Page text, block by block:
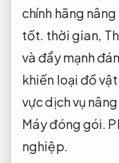
chính hãng
tốt. thời gian,
và đẩy mạnh
khiến loại đồ
vực dịch vụ
Máy đóng gói.
nghiệp.